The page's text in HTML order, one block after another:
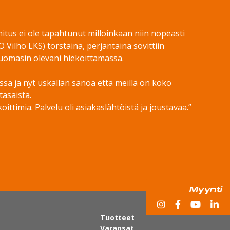
ei ole tapahtunut milloinkaan niin nopeasti
Vilho LKS) torstaina, perjantaina sovittiin
olevani hiekoittamassa.
ja nyt uskallan sanoa että meillä on koko
Palvelu oli asiakaslähtöistä ja joustavaa.”
Myynti
Tuotteet